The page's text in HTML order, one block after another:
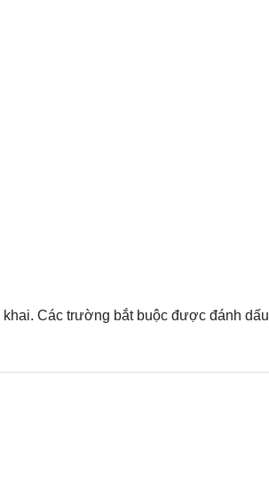
Các trường bắt buộc được đánh dấu